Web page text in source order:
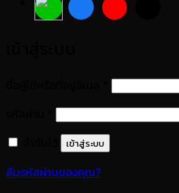
ต้องการ
ต้องการ
เข้าสู่ระบบ
ลืมรหัสผ่านของคุณ?